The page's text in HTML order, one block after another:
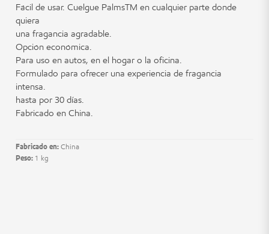
Fácil de usar. Cuelgue PalmsTM en cualquier parte donde
quiera
una fragancia agradable.
Opción económica.
Para uso en autos, en el hogar o la oficina.
Formulado para ofrecer una experiencia de fragancia
intensa.
hasta por 30 días.
Fabricado en China.
Fabricado en: China
Peso: 1 kg